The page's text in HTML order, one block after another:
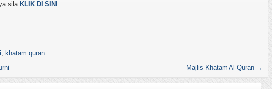
sila KLIK DI SINI
, khatam quran
Majlis Khatam Al-Quran →